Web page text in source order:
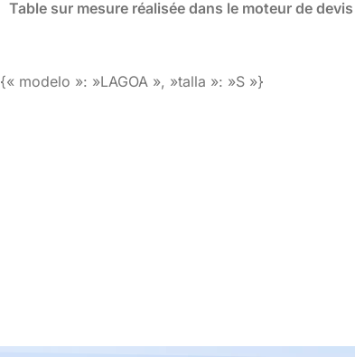
Table sur mesure réalisée dans le moteur de devis
{« modelo »: »LAGOA », »talla »: »S »}